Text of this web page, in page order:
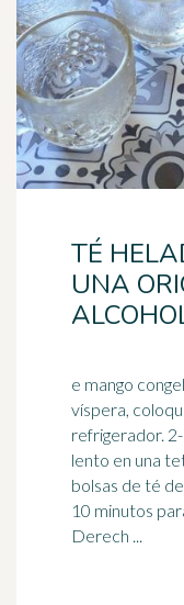
TÉ
UNA
e mango congelados
víspera,
refrigerador. 2- Poner el agua a hervir a fuego
lento en una
bolsas de té
10 minutos
Derech ...